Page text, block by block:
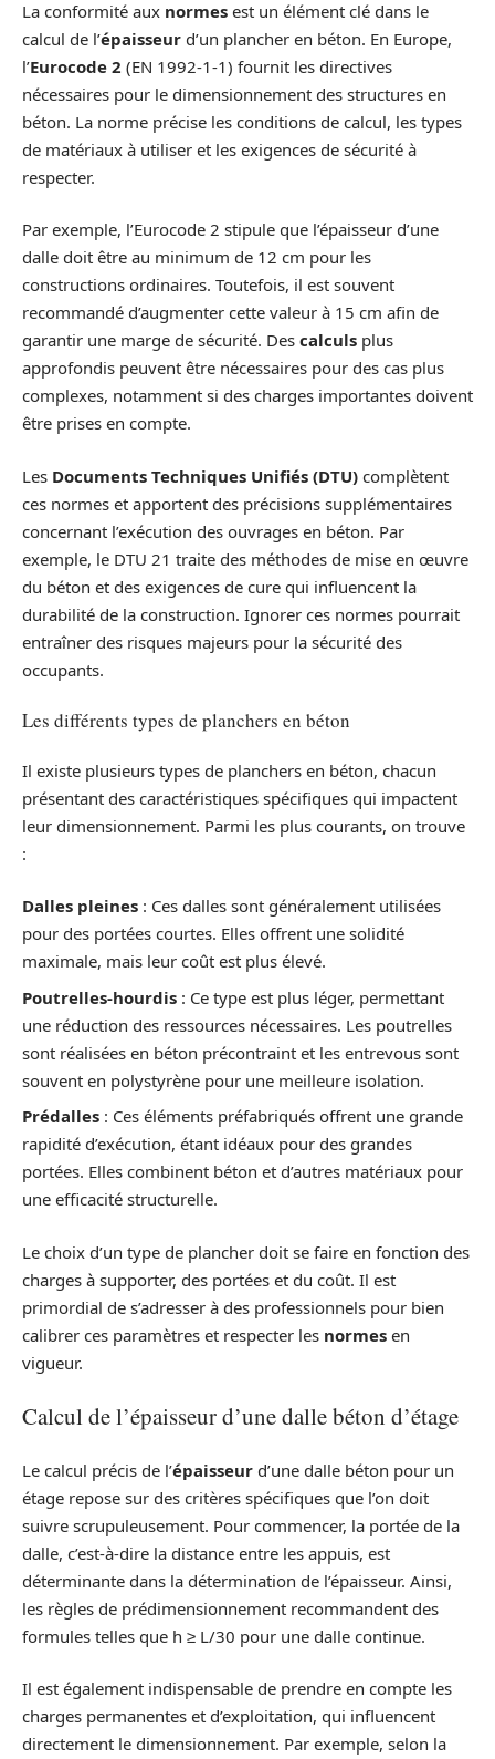
La conformité aux normes est un élément clé dans le
calcul de l’épaisseur d’un plancher en béton. En Europe,
l’Eurocode 2 (EN 1992-1-1) fournit les directives
nécessaires pour le dimensionnement des structures en
béton. La norme précise les conditions de calcul, les types
de matériaux à utiliser et les exigences de sécurité à
respecter.
Par exemple, l’Eurocode 2 stipule que l’épaisseur d’une
dalle doit être au minimum de 12 cm pour les
constructions ordinaires. Toutefois, il est souvent
recommandé d’augmenter cette valeur à 15 cm afin de
garantir une marge de sécurité. Des calculs plus
approfondis peuvent être nécessaires pour des cas plus
complexes, notamment si des charges importantes doivent
être prises en compte.
Les Documents Techniques Unifiés (DTU) complètent
ces normes et apportent des précisions supplémentaires
concernant l’exécution des ouvrages en béton. Par
exemple, le DTU 21 traite des méthodes de mise en œuvre
du béton et des exigences de cure qui influencent la
durabilité de la construction. Ignorer ces normes pourrait
entraîner des risques majeurs pour la sécurité des
occupants.
Les différents types de planchers en béton
Il existe plusieurs types de planchers en béton, chacun
présentant des caractéristiques spécifiques qui impactent
leur dimensionnement. Parmi les plus courants, on trouve
:
Dalles pleines : Ces dalles sont généralement utilisées
pour des portées courtes. Elles offrent une solidité
maximale, mais leur coût est plus élevé.
Poutrelles-hourdis : Ce type est plus léger, permettant
une réduction des ressources nécessaires. Les poutrelles
sont réalisées en béton précontraint et les entrevous sont
souvent en polystyrène pour une meilleure isolation.
Prédalles : Ces éléments préfabriqués offrent une grande
rapidité d’exécution, étant idéaux pour des grandes
portées. Elles combinent béton et d’autres matériaux pour
une efficacité structurelle.
Le choix d’un type de plancher doit se faire en fonction des
charges à supporter, des portées et du coût. Il est
primordial de s’adresser à des professionnels pour bien
calibrer ces paramètres et respecter les normes en
vigueur.
Calcul de l’épaisseur d’une dalle béton d’étage
Le calcul précis de l’épaisseur d’une dalle béton pour un
étage repose sur des critères spécifiques que l’on doit
suivre scrupuleusement. Pour commencer, la portée de la
dalle, c’est-à-dire la distance entre les appuis, est
déterminante dans la détermination de l’épaisseur. Ainsi,
les règles de prédimensionnement recommandent des
formules telles que h ≥ L/30 pour une dalle continue.
Il est également indispensable de prendre en compte les
charges permanentes et d’exploitation, qui influencent
directement le dimensionnement. Par exemple, selon la